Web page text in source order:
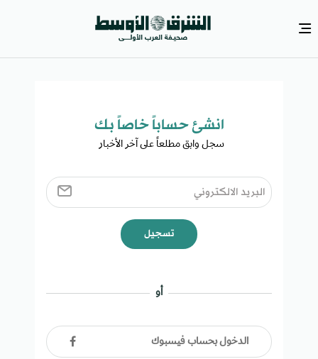
انشئ حساباً خاصاً بك​
سجل وابق مطلعاً على آخر الأخبار ​
تسجيل
أو
الدخول بحساب فيسبوك